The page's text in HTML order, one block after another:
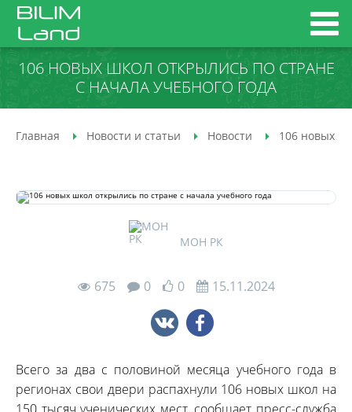
106 НОВЫХ ШКОЛ ОТКРЫЛИСЬ ПО СТРАНЕ
С НАЧАЛА УЧЕБНОГО ГОДА
Главная Новости и статьи Новости 106 новых
МОН РК
675 0 0 15.11.2024
Всего за два с половиной месяца учебного года в
регионах свои двери распахнули 106 новых школ на